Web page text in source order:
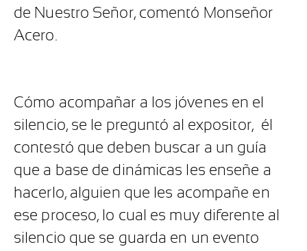
de Nuestro Señor, comentó Monseñor
Acero.
Cómo acompañar a los jóvenes en el
silencio, se le preguntó al expositor, él
contestó que deben buscar a un guía
que a base de dinámicas les enseñe a
hacerlo, alguien que les acompañe en
ese proceso, lo cual es muy diferente al
silencio que se guarda en un evento